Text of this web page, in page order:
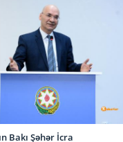
Bakı Şəhər İcra